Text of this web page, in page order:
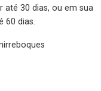
até 30 dias, ou em sua
60 dias.